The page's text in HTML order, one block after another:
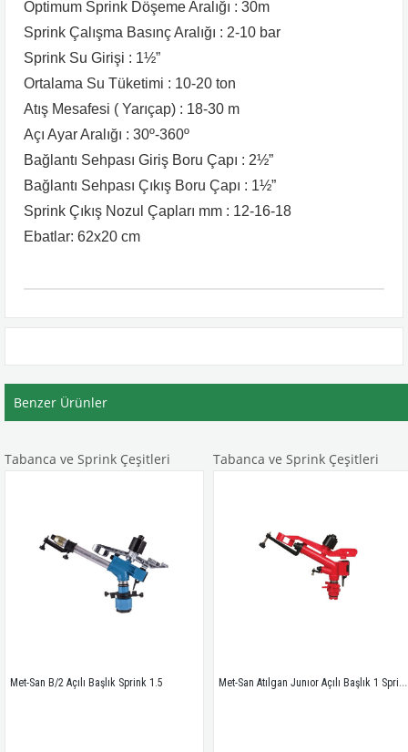
Optimum Sprink Döşeme Aralığı : 30m
Sprink Çalışma Basınç Aralığı : 2-10 bar
Sprink Su Girişi : 1½”
Ortalama Su Tüketimi : 10-20 ton
Atış Mesafesi ( Yarıçap) : 18-30 m
Açı Ayar Aralığı : 30º-360º
Bağlantı Sehpası Giriş Boru Çapı : 2½”
Bağlantı Sehpası Çıkış Boru Çapı : 1½”
Sprink Çıkış Nozul Çapları mm : 12-16-18
Ebatlar: 62x20 cm
Benzer Ürünler
Tabanca ve Sprink Çeşitleri
Met-San B/2 Açılı Başlık Sprink 1.5
Tabanca ve Sprink Çeşitleri
Met-San Atılgan Junıor Açılı Başlık 1 Sprink